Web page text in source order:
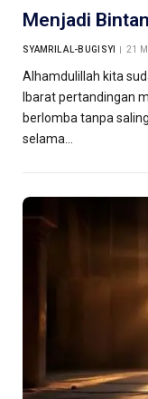
Menjadi
SYAMRIL AL-BUGISYI 21
Alhamdulillah kita
Ibarat pertandingan
berlomba tanpa
selama…